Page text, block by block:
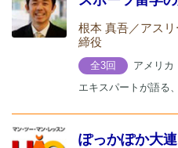
根本 真吾／アス
締役
全3回
アメリカ
エキスパートが語る
ぽっかぽか大